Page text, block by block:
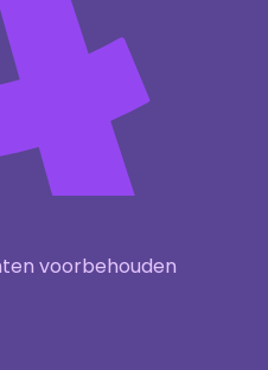
voorbehouden